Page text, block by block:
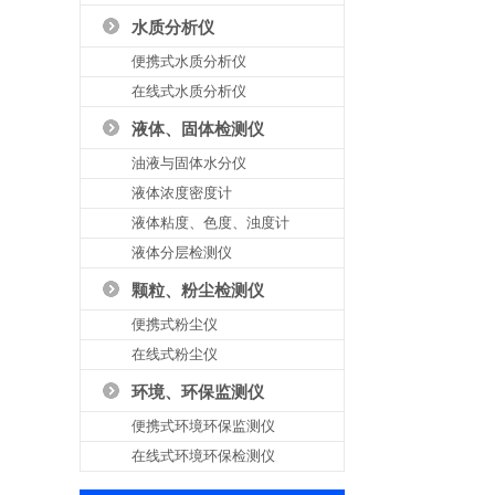
水质分析仪
便携式水质分析仪
在线式水质分析仪
液体、固体检测仪
油液与固体水分仪
液体浓度密度计
液体粘度、色度、浊度计
液体分层检测仪
颗粒、粉尘检测仪
便携式粉尘仪
在线式粉尘仪
环境、环保监测仪
便携式环境环保监测仪
在线式环境环保检测仪